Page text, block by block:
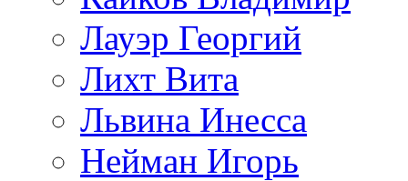
Лауэр Георгий
Лихт Вита
Львина Инесса
Нейман Игорь